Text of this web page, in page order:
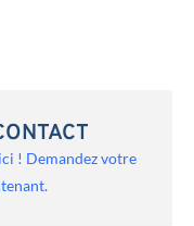
! Demandez votre